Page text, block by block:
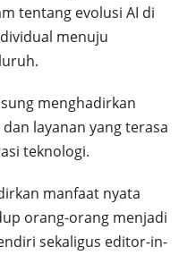
tentang evolusi AI di
menuju
menghadirkan
layanan yang terasa
teknologi.
manfaat nyata
orang-orang menjadi
sekaligus editor-in-